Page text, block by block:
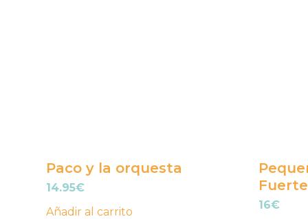
Paco y la orquesta
14.95€
Añadir al carrito
16€